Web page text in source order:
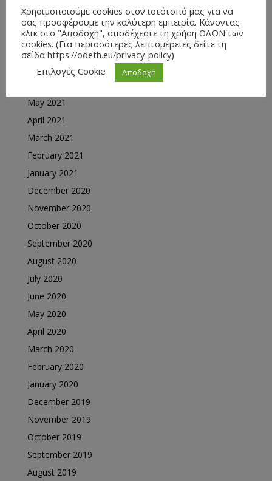
October 2021
September 2021
August 2021
July 2021
May 2021
April 2021
March 2021
February 2021
January 2021
December 2020
November 2020
October 2020
September 2020
August 2020
July 2020
June 2020
May 2020
April 2020
March 2020
February 2020
January 2020
December 2019
November 2019
October 2019
September 2019
August 2019
Χρησιμοποιούμε cookies στον ιστότοπό μας για να
σας προσφέρουμε την καλύτερη εμπειρία. Κάνοντας
κλικ στο "Αποδοχή", αποδέχεστε τη χρήση ΟΛΩΝ των
cookies. (Για περισσότερες λεπτομέρειες δείτε τη
σείδα https://odeth.eu/privacy-policy)
Επιλογές Cookie
Αποδοχή